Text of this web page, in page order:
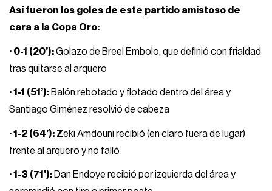
Así fueron los goles de este partido amistoso de
cara a la Copa Oro:
· 0-1 (20’):Golazo de Breel Embolo, que definió con frialdad
tras quitarse al arquero
· 1-1 (51’): Balón rebotado y flotado dentro del área y
Santiago Giménez resolvió de cabeza
· 1-2 (64’): Zeki Amdouni recibió (en claro fuera de lugar)
frente al arquero y no falló
· 1-3 (71’): Dan Endoye recibió por izquierda del área y